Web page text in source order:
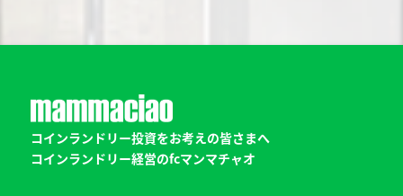
コインランドリー投資をお考えの皆さまへ
コインランドリー経営のfcマンマチャオ